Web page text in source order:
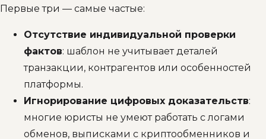
Первые три — самые частые:
Отсутствие индивидуальной проверки
фактов: шаблон не учитывает деталей
транзакции, контрагентов или особенностей
платформы.
Игнорирование цифровых доказательств:
многие юристы не умеют работать с логами
обменов, выписками с криптообменников и